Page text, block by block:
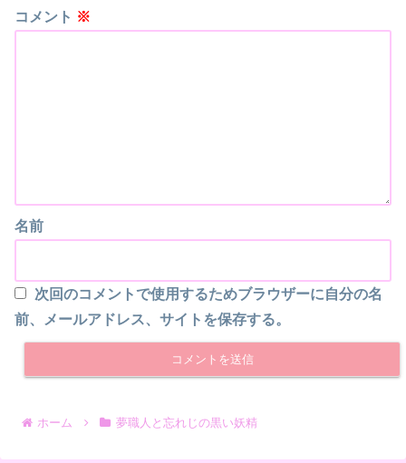
コメント ※
名前
次回のコメントで使用するためブラウザーに自分の名
前、メールアドレス、サイトを保存する。
ホーム 夢職人と忘れじの黒い妖精